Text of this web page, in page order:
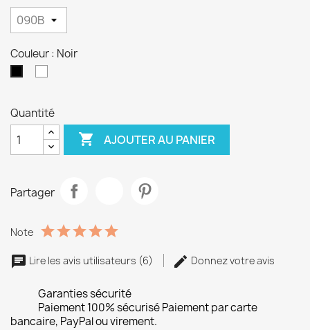
Couleur : Noir
Quantité
 AJOUTER AU PANIER
Partager
Note
Lire les avis utilisateurs (6) Donnez votre avis
Garanties sécurité
Paiement 100% sécurisé Paiement par carte
bancaire, PayPal ou virement.